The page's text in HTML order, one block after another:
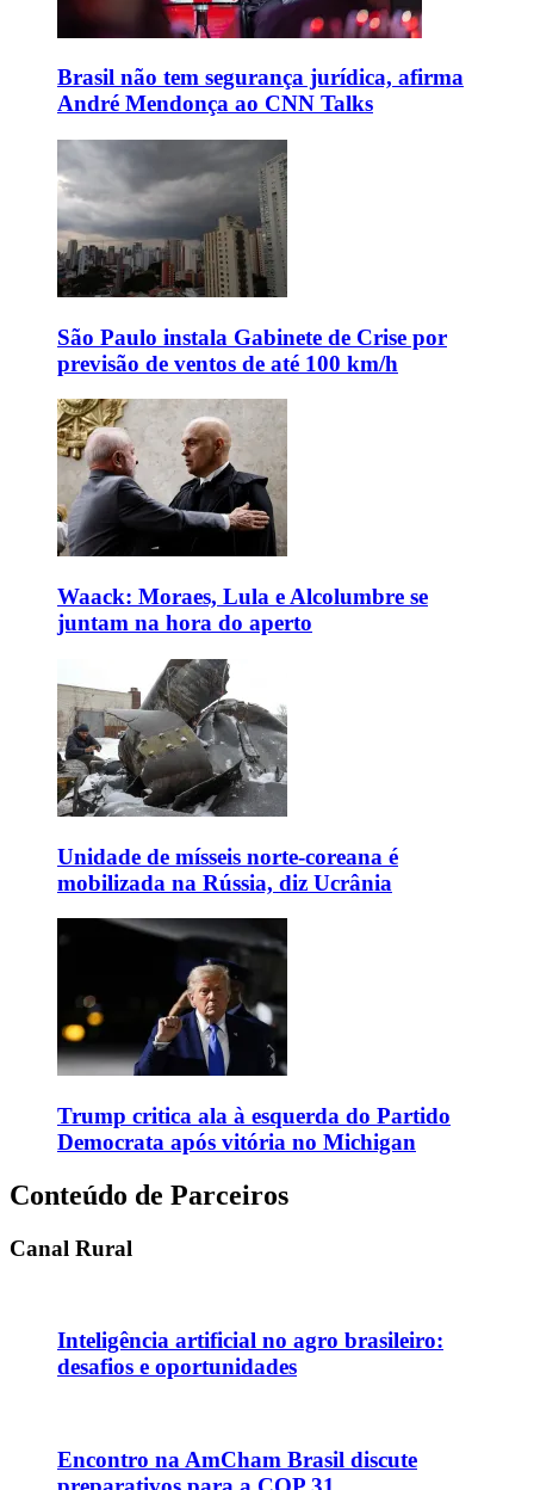
Brasil não tem segurança jurídica, afirma
André Mendonça ao CNN Talks
São Paulo instala Gabinete de Crise por
previsão de ventos de até 100 km/h
Waack: Moraes, Lula e Alcolumbre se
juntam na hora do aperto
Unidade de mísseis norte-coreana é
mobilizada na Rússia, diz Ucrânia
Trump critica ala à esquerda do Partido
Democrata após vitória no Michigan
Conteúdo de Parceiros
Canal Rural
Inteligência artificial no agro brasileiro:
desafios e oportunidades
Encontro na AmCham Brasil discute